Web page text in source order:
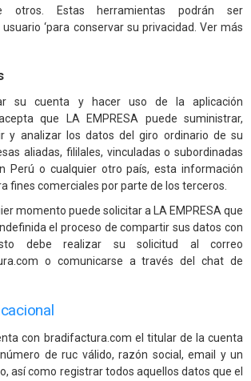
otros. Estas herramientas podrán ser
‘para conservar su privacidad. Ver más
su cuenta y hacer uso de la aplicación
que LA EMPRESA puede suministrar,
y analizar los datos del giro ordinario de su
aliadas, fililales, vinculadas o subordinadas
Perú o cualquier otro país, esta información
fines comerciales por parte de los terceros.
momento puede solicitar a LA EMPRESA que
el proceso de compartir sus datos con
debe realizar su solicitud al correo
o comunicarse a través del chat de
con bradifactura.com el titular de la cuenta
de ruc válido, razón social, email y un
así como registrar todos aquellos datos que el